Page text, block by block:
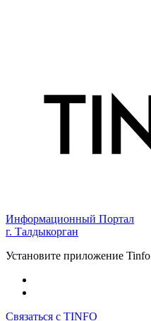
Информационный Портал
г. Талдыкорган
Установите приложение Tinfo
Связаться с TINFO